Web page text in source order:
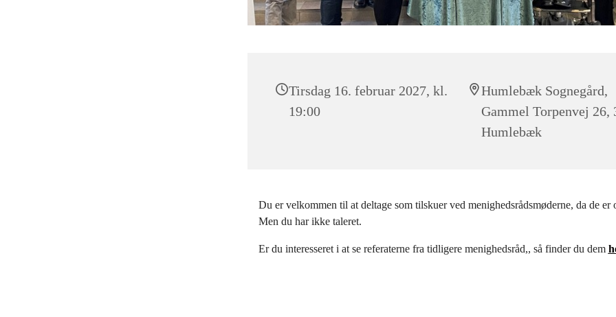
Tirsdag 16. februar 2027, kl.
19:00
Humlebæk Sognegård,
Gammel Torpenvej 26,
Humlebæk
Du er velkommen til at deltage som tilskuer ved menighedsrådsmøderne, da de er
Men du har ikke taleret.
Er du interesseret i at se referaterne fra tidligere menighedsråd,, så finder du dem